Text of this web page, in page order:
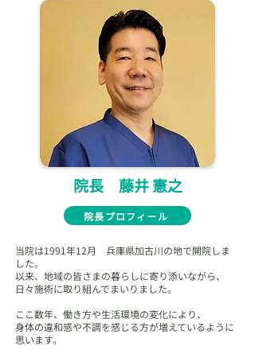
院長 藤井 憲之
院長プロフィール
当院は1991年12月 兵庫県加古川の地で開院しま
した。
以来、地域の皆さまの暮らしに寄り添いながら、
日々施術に取り組んでまいりました。
ここ数年、働き方や生活環境の変化により、
身体の違和感や不調を感じる方が増えているように
思います。